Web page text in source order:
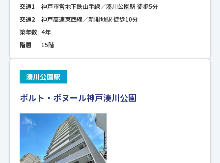
交通1
神戸市営地下鉄山手線／湊川公園駅 徒歩5分
交通2
神戸高速東西線／新開地駅 徒歩10分
築年数 4年
階層
15階
湊川公園駅
ポルト・ボヌール神戸湊川公園